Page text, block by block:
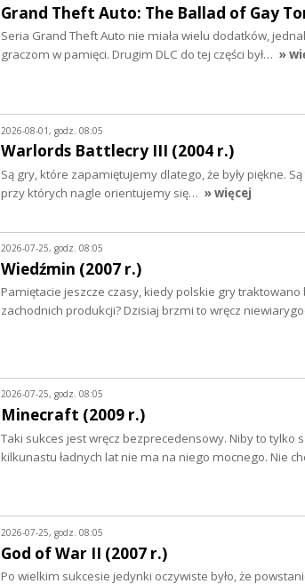
Grand Theft Auto: The Ballad of Gay
Seria Grand Theft Auto nie miała wielu dodatków,
graczom w pamięci. Drugim DLC do tej części był… »
2026-08-01, godz. 08:05
Warlords Battlecry III (2004 r.)
Są gry, które zapamiętujemy dlatego, że były piękne.
przy których nagle orientujemy się… » więcej
2026-07-25, godz. 08:05
Wiedźmin (2007 r.)
Pamiętacie jeszcze czasy, kiedy polskie gry
zachodnich produkcji? Dzisiaj brzmi to wręcz
2026-07-25, godz. 08:05
Minecraft (2009 r.)
Taki sukces jest wręcz bezprecedensowy. Niby to tylko
kilkunastu ładnych lat nie ma na niego mocnego. Nie
2026-07-25, godz. 08:05
God of War II (2007 r.)
Po wielkim sukcesie jedynki oczywiste było, że